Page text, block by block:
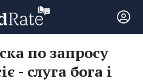
по запросу
- слуга бога і